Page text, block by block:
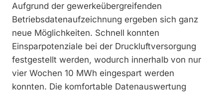
Aufgrund der gewerkeübergreifenden
Betriebsdatenaufzeichnung ergeben sich ganz
neue Möglichkeiten. Schnell konnten
Einsparpotenziale bei der Druckluftversorgung
festgestellt werden, wodurch innerhalb von nur
vier Wochen 10 MWh eingespart werden
konnten. Die komfortable Datenauswertung